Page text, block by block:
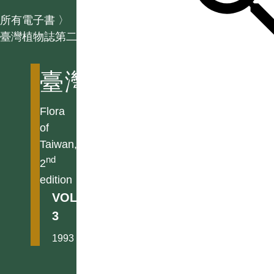
所有電子書 〉
臺灣植物誌第二版
臺灣植物誌第二版
Flora
of
Taiwan,
2nd
edition
VOL.
3
1993